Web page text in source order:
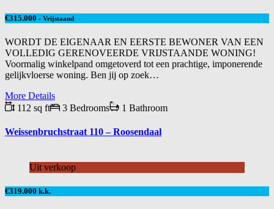
€315.000 - Vrijstaand
WORDT DE EIGENAAR EN EERSTE BEWONER VAN EEN
VOLLEDIG GERENOVEERDE VRIJSTAANDE WONING!
Voormalig winkelpand omgetoverd tot een prachtige, imponerende
gelijkvloerse woning. Ben jij op zoek…
More Details
112 sq ft
3 Bedrooms 1 Bathroom
Weissenbruchstraat 110 – Roosendaal
Uit verkoop
€319.000 k.k.